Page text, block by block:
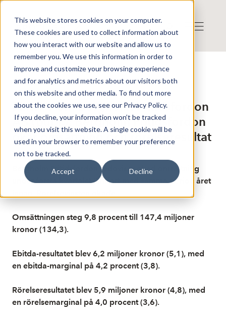
This website stores cookies on your computer.
These cookies are used to collect information about
how you interact with our website and allow us to
remember you. We use this information in order to
improve and customize your browsing experience
and for analytics and metrics about our visitors both
on this website and other media. To find out more
about the cookies we use, see our Privacy Policy.
If you decline, your information won’t be tracked
when you visit this website. A single cookie will be
used in your browser to remember your preference
not to be tracked.
Accept Decline
Publicerat: 2026-05-07 08:43:25
Detta är en nyhet från nyhetsbyrån FinwireDisclaimer
Finwire om Bergholm Fritidsfordon
AB (publ.): Bergholm Fritidsfordon
ökar omsättning och rörelseresultat
Bergholm Fritidsfordon redovisar ökad omsättning
under första kvartalet jämfört med samma period året
Omsättningen steg 9,8 procent till 147,4 miljoner
kronor (134,3).
Ebitda-resultatet blev 6,2 miljoner kronor (5,1), med
en ebitda-marginal på 4,2 procent (3,8).
Rörelseresultatet blev 5,9 miljoner kronor (4,8), med
en rörelsemarginal på 4,0 procent (3,6).